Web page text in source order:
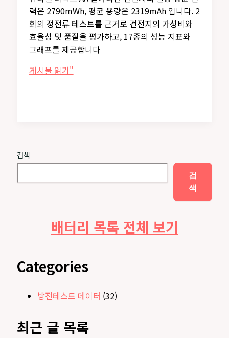
력은 2790mWh, 평균 용량은 2319mAh 입니다. 2
회의 정전류 테스트를 근거로 건전지의 가성비와
효율성 및 품질을 평가하고, 17종의 성능 지표와
그래프를 제공합니다
듀
용
테
게시물 읽기"
검색
검
색
배터리 목록 전체 보기
Categories
방전테스트 데이터 (32)
최근 글 목록